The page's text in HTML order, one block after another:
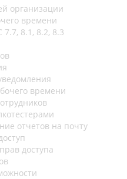
организации
времени
8.1, 8.2, 8.3
времени
отчетов на почту
доступа